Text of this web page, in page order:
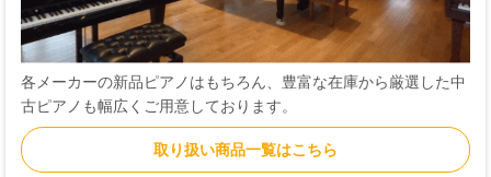
各メーカーの新品ピアノはもちろん、豊富な在庫から厳選した中
古ピアノも幅広くご用意しております。
取り扱い商品一覧はこちら